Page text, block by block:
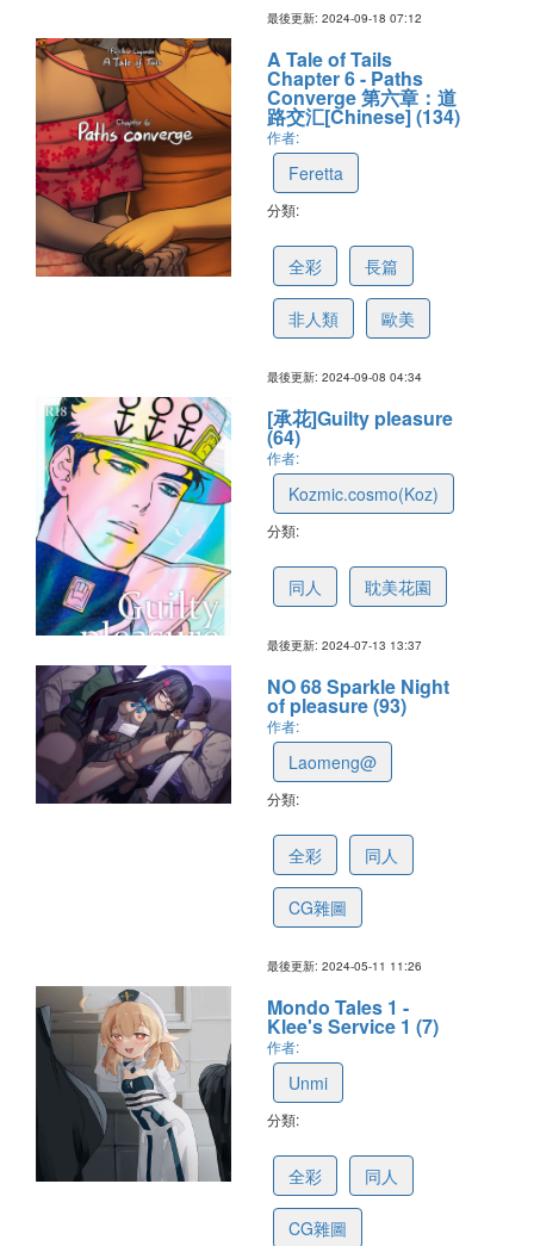
最後更新: 2024-09-18 07:12
A Tale of Tails
Chapter 6 - Paths
Converge 第六章：道
路交汇[Chinese] (134)
作者:
Feretta
分類:
全彩 長篇
非人類 歐美
最後更新: 2024-09-08 04:34
[承花]Guilty pleasure
(64)
作者:
Kozmic.cosmo(Koz)
分類:
同人 耽美花園
最後更新: 2024-07-13 13:37
NO 68 Sparkle Night
of pleasure (93)
作者:
Laomeng@
分類:
全彩 同人
CG雜圖
最後更新: 2024-05-11 11:26
Mondo Tales 1 -
Klee's Service 1 (7)
作者:
Unmi
分類:
全彩 同人
CG雜圖